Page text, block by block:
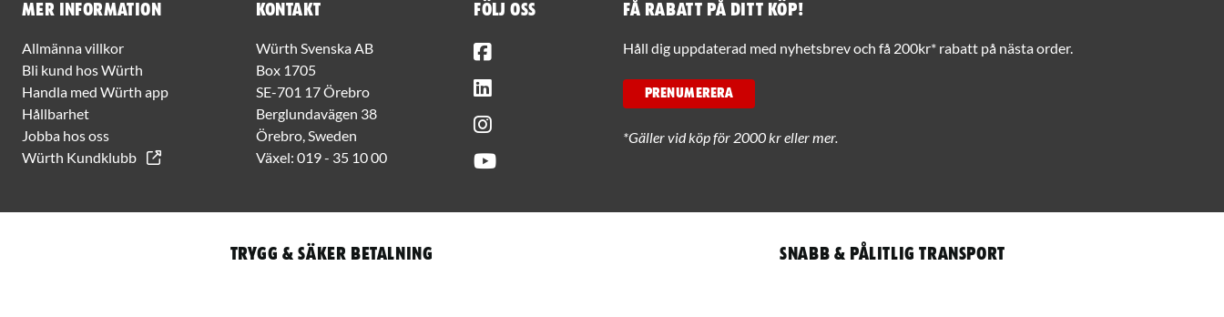
Mer information
Allmänna villkor
Bli kund hos Würth
Handla med Würth app
Hållbarhet
Jobba hos oss
Würth Kundklubb
Kontakt
Würth Svenska AB
Box 1705
SE-701 17 Örebro
Berglundavägen 38
Örebro, Sweden
Växel: 019 - 35 10 00
Följ oss Få rabatt på ditt köp!
Håll dig uppdaterad med nyhetsbrev och få 200kr* rabatt på nästa order.
PRENUMERERA
*Gäller vid köp för 2000 kr eller mer.
Trygg & säker betalning Snabb & pålitlig transport